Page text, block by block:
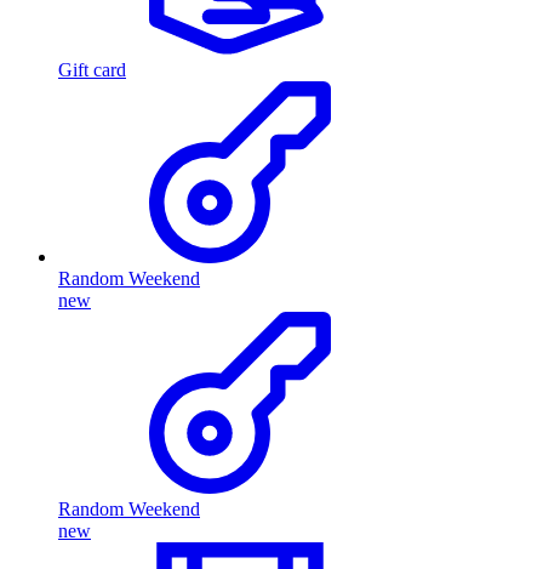
Gift card
Random Weekend
new
Random Weekend
new